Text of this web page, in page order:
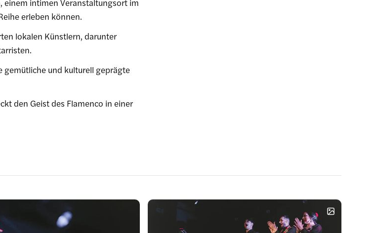
einem intimen Veranstaltungsort im
erleben können.
lokalen Künstlern, darunter
gemütliche und kulturell geprägte
den Geist des Flamenco in einer